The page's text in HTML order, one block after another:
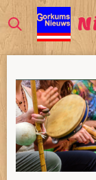
Ga
direct
naar
de
hoofdinhoud